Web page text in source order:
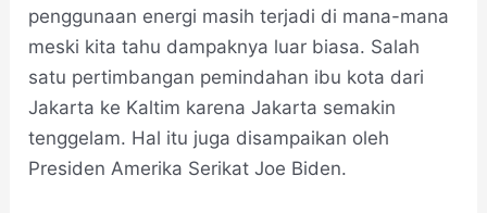
penggunaan energi masih terjadi di mana-mana
meski kita tahu dampaknya luar biasa. Salah
satu pertimbangan pemindahan ibu kota dari
Jakarta ke Kaltim karena Jakarta semakin
tenggelam. Hal itu juga disampaikan oleh
Presiden Amerika Serikat Joe Biden.